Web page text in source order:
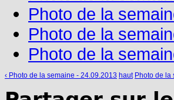
Photo de la
Photo de la
Photo de la
‹ Photo de la semaine - 24.09.2013 haut Photo de la